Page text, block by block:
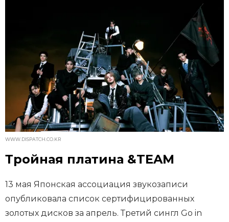
WWW.DISPATCH.CO.KR
Тройная платина &TEAM
13 мая Японская ассоциация звукозаписи
опубликовала список сертифицированных
золотых дисков за апрель. Третий сингл Go in